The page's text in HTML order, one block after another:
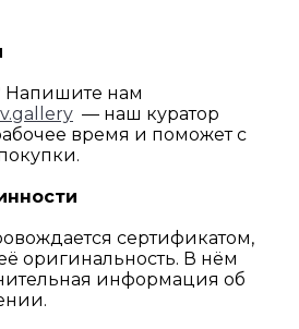
Напишите нам
— наш куратор
время и поможет с
сертификатом,
оригинальность. В нём
информация об